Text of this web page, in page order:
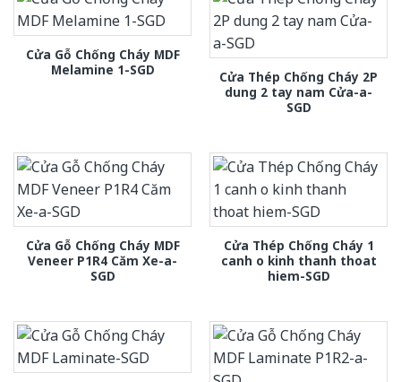
Cửa Gỗ Chống Cháy MDF
Melamine 1-SGD
Cửa Thép Chống Cháy 2P
dung 2 tay nam Cửa-a-
SGD
Cửa Gỗ Chống Cháy MDF
Veneer P1R4 Căm Xe-a-
SGD
Cửa Thép Chống Cháy 1
canh o kinh thanh thoat
hiem-SGD